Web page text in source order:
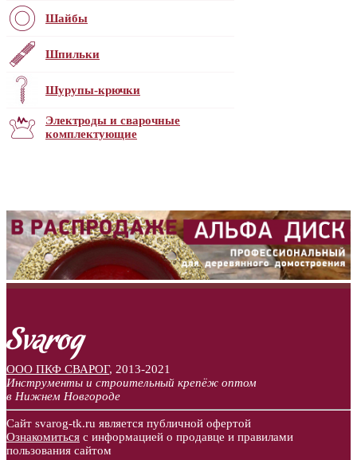
Шайбы
Шпильки
Шурупы-крючки
Электроды и сварочные
комплектующие
ООО ПКФ СВАРОГ, 2013-2021
Инструменты и строительный крепёж оптом
в Нижнем Новгороде
Сайт svarog-tk.ru является публичной офертой
Ознакомиться с информацией о продавце и правилами
пользования сайтом